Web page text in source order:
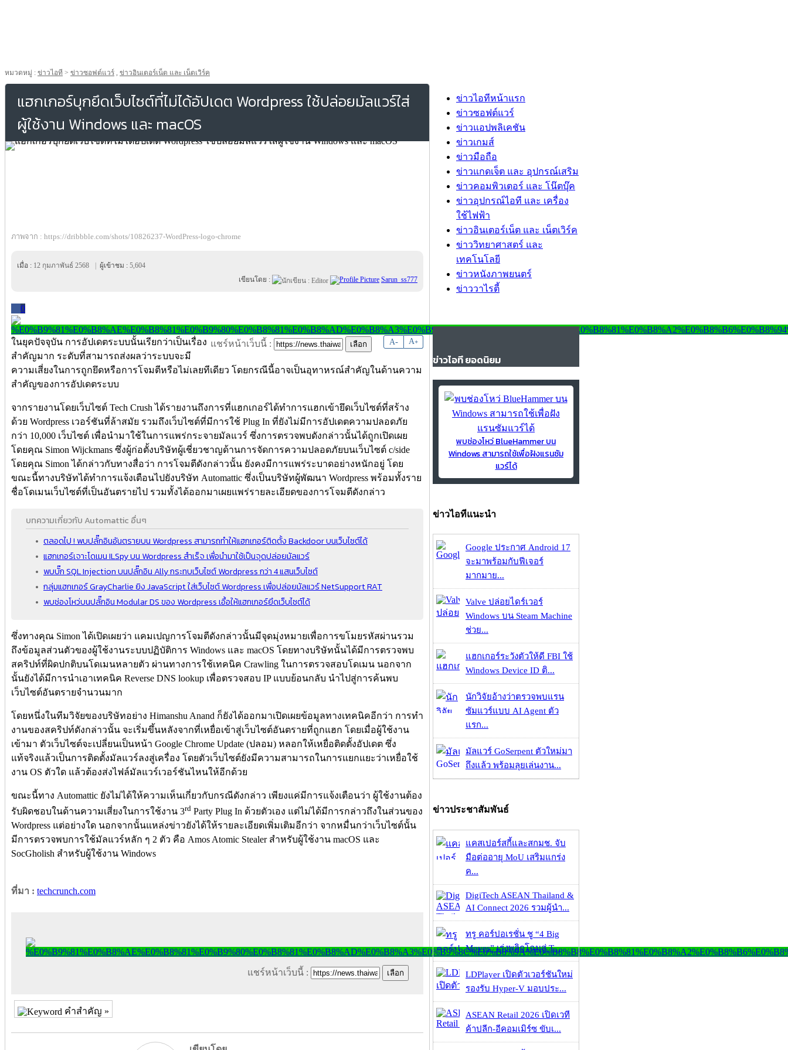
หมวดหมู่ : ข่าวไอที > ข่าวซอฟต์แวร์ , ข่าวอินเตอร์เน็ต และ เน็ตเวิร์ค
แฮกเกอร์บุกยึดเว็บไซต์ที่ไม่ได้อัปเดต Wordpress ใช้ปล่อยมัลแวร์ใส่
ผู้ใช้งาน Windows และ macOS
ภาพจาก : https://dribbble.com/shots/10826237-WordPress-logo-chrome
เมื่อ : 12 กุมภาพันธ์ 2568 ผู้เข้าชม : 5,604
เขียนโดย :
Sarun_ss777
0
A- A+
แชร์หน้าเว็บนี้ :
ในยุคปัจจุบัน การอัปเดตระบบนั้นเรียกว่าเป็นเรื่อง
สำคัญมาก ระดับที่สามารถส่งผลว่าระบบจะมี
ความเสี่ยงในการถูกยึดหรือการโจมตีหรือไม่เลยทีเดียว โดยกรณีนี้อาจเป็นอุทาหรณ์สำคัญในด้านความ
สำคัญของการอัปเดตระบบ
จากรายงานโดยเว็บไซต์ Tech Crush ได้รายงานถึงการที่แฮกเกอร์ได้ทำการแฮกเข้ายึดเว็บไซต์ที่สร้าง
ด้วย Wordpress เวอร์ชันที่ล้าสมัย รวมถึงเว็บไซต์ที่มีการใช้ Plug In ที่ยังไม่มีการอัปเดตความปลอดภัย
กว่า 10,000 เว็บไซต์ เพื่อนำมาใช้ในการแพร่กระจายมัลแวร์ ซึ่งการตรวจพบดังกล่าวนั้นได้ถูกเปิดเผย
โดยคุณ Simon Wijckmans ซึ่งผู้ก่อตั้งบริษัทผู้เชี่ยวชาญด้านการจัดการความปลอดภัยบนเว็บไซต์ c/side
โดยคุณ Simon ได้กล่าวกับทางสื่อว่า การโจมตีดังกล่าวนั้น ยังคงมีการแพร่ระบาดอย่างหนักอยู่ โดย
ขณะนี้ทางบริษัทได้ทำการแจ้งเตือนไปยังบริษัท Automattic ซึ่งเป็นบริษัทผู้พัฒนา Wordpress พร้อมทั้งราย
ชื่อโดเมนเว็บไซต์ที่เป็นอันตรายไป รวมทั้งได้ออกมาเผยแพร่รายละเอียดของการโจมตีดังกล่าว
บทความเกี่ยวกับ Automattic อื่นๆ
ตลอดไป ! พบปลั๊กอินอันตรายบน Wordpress สามารถทำให้แฮกเกอร์ติดตั้ง Backdoor บนเว็บไซต์ได้
แฮกเกอร์เจาะโดเมน ILSpy บน Wordpress สำเร็จ เพื่อนำมาใช้เป็นจุดปล่อยมัลแวร์
พบบั๊ก SQL Injection บนปลั๊กอิน Ally กระทบเว็บไซต์ Wordpress กว่า 4 แสนเว็บไซต์
กลุ่มแฮกเกอร์ GrayCharlie ยิง JavaScript ใส่เว็บไซต์ Wordpress เพื่อปล่อยมัลแวร์ NetSupport RAT
พบช่องโหว่บนปลั๊กอิน Modular DS ของ Wordpress เอื้อให้แฮกเกอร์ยึดเว็บไซต์ได้
ซึ่งทางคุณ Simon ได้เปิดเผยว่า แคมเปญการโจมตีดังกล่าวนั้นมีจุดมุ่งหมายเพื่อการขโมยรหัสผ่านรวม
ถึงข้อมูลส่วนตัวของผู้ใช้งานระบบปฏิบัติการ Windows และ macOS โดยทางบริษัทนั้นได้มีการตรวจพบ
สคริปท์ที่ผิดปกติบนโดเมนหลายตัว ผ่านทางการใช้เทคนิค Crawling ในการตรวจสอบโดเมน นอกจาก
นั้นยังได้มีการนำเอาเทคนิค Reverse DNS lookup เพื่อตรวจสอบ IP แบบย้อนกลับ นำไปสู่การค้นพบ
เว็บไซต์อันตรายจำนวนมาก
โดยหนึ่งในทีมวิจัยของบริษัทอย่าง Himanshu Anand ก็ยังได้ออกมาเปิดเผยข้อมูลทางเทคนิคอีกว่า การทำ
งานของสคริปท์ดังกล่าวนั้น จะเริ่มขึ้นหลังจากที่เหยื่อเข้าสู่เว็บไซต์อันตรายที่ถูกแฮก โดยเมื่อผู้ใช้งาน
เข้ามา ตัวเว็บไซต์จะเปลี่ยนเป็นหน้า Google Chrome Update (ปลอม) หลอกให้เหยื่อติดตั้งอัปเดต ซึ่ง
แท้จริงแล้วเป็นการติดตั้งมัลแวร์ลงสู่เครื่อง โดยตัวเว็บไซต์ยังมีความสามารถในการแยกแยะว่าเหยื่อใช้
งาน OS ตัวใด แล้วต้องส่งไฟล์มัลแวร์เวอร์ชันไหนให้อีกด้วย
ขณะนี้ทาง Automattic ยังไม่ได้ให้ความเห็นเกี่ยวกับกรณีดังกล่าว เพียงแค่มีการแจ้งเตือนว่า ผู้ใช้งานต้อง
รับผิดชอบในด้านความเสี่ยงในการใช้งาน 3rd Party Plug In ด้วยตัวเอง แต่ไม่ได้มีการกล่าวถึงในส่วนของ
Wordpress แต่อย่างใด นอกจากนั้นแหล่งข่าวยังได้ให้รายละเอียดเพิ่มเติมอีกว่า จากหมื่นกว่าเว็บไซต์นั้น
มีการตรวจพบการใช้มัลแวร์หลัก ๆ 2 ตัว คือ Amos Atomic Stealer สำหรับผู้ใช้งาน macOS และ
SocGholish สำหรับผู้ใช้งาน Windows
ที่มา : techcrunch.com
แชร์หน้าเว็บนี้ :
คำสำคัญ »
ข่าวไอทีหน้าแรก
ข่าวซอฟต์แวร์
ข่าวแอปพลิเคชัน
ข่าวเกมส์
ข่าวมือถือ
ข่าวแกดเจ็ต และ อุปกรณ์เสริม
ข่าวคอมพิวเตอร์ และ โน๊ตบุ๊ค
ข่าวอุปกรณ์ไอที และ เครื่อง
ใช้ไฟฟ้า
ข่าวอินเตอร์เน็ต และ เน็ตเวิร์ค
ข่าววิทยาศาสตร์ และ
เทคโนโลยี
ข่าวหนังภาพยนตร์
ข่าววาไรตี้
ข่าวไอที ยอดนิยม
พบช่องโหว่ BlueHammer บน
Windows สามารถใช้เพื่อฝังแรนซัม
แวร์ได้
ข่าวไอทีแนะนำ
Google ประกาศ Android 17
จะมาพร้อมกับฟีเจอร์
มากมาย...
Valve ปล่อยไดร์เวอร์
Windows บน Steam Machine
ช่วย...
แฮกเกอร์ระวังตัวให้ดี FBI ใช้
Windows Device ID ติ...
นักวิจัยอ้างว่าตรวจพบแรน
ซัมแวร์แบบ AI Agent ตัว
แรก...
มัลแวร์ GoSerpent ตัวใหม่มา
ถึงแล้ว พร้อมลุยเล่นงาน...
ข่าวประชาสัมพันธ์
แคสเปอร์สกี้และสกมช. จับ
มือต่ออายุ MoU เสริมแกร่ง
ค...
DigiTech ASEAN Thailand &
AI Connect 2026 รวมผู้นำ...
ทรู คอร์ปอเรชั่น ชู “4 Big
Moves” เร่งพลิกโฉมสู่ T...
LDPlayer เปิดตัวเวอร์ชันใหม่
รองรับ Hyper-V มอบประ...
ASEAN Retail 2026 เปิดเวที
ค้าปลีก-อีคอมเมิร์ซ ขับเ...